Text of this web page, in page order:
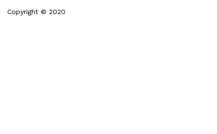
Copyright © 2020